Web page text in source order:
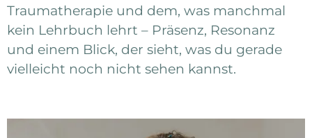
Traumatherapie und dem, was manchmal
kein Lehrbuch lehrt – Präsenz, Resonanz
und einem Blick, der sieht, was du gerade
vielleicht noch nicht sehen kannst.